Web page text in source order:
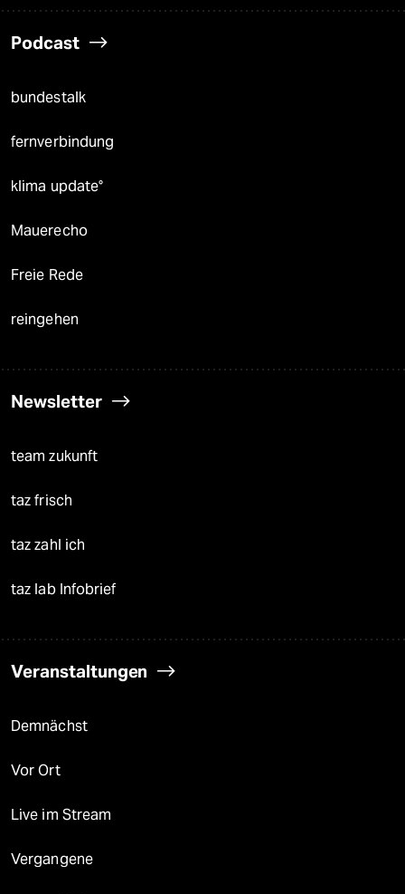
Podcast
bundestalk
fernverbindung
klima update°
Mauerecho
Freie Rede
reingehen
Newsletter
team zukunft
taz frisch
taz zahl ich
taz lab Infobrief
Veranstaltungen
Demnächst
Vor Ort
Live im Stream
Vergangene